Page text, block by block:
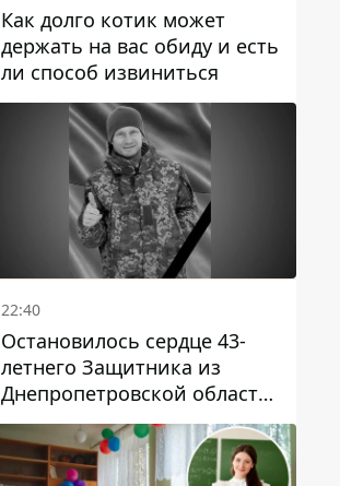
Как долго котик может
держать на вас обиду и есть
ли способ извиниться
22:40
Остановилось сердце 43-
летнего Защитника из
Днепропетровской области
Евгения Зинченко